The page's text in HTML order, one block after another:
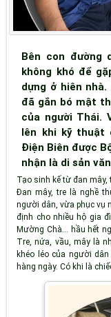
Bên con đường
không khó để
dựng ở hiên
đã gắn bó mật
của người Thái.
lên khi kỹ thuật
Điện Biên được
nhận là di sản
Tạo sinh kế từ đan mây,
Đan mây, tre là nghề
người dân, vừa phục vụ
định cho nhiều hộ gia
Mường Chà… hầu hết
Tre, nứa, vầu, mây là
khéo léo của người
hàng ngày. Có khi là